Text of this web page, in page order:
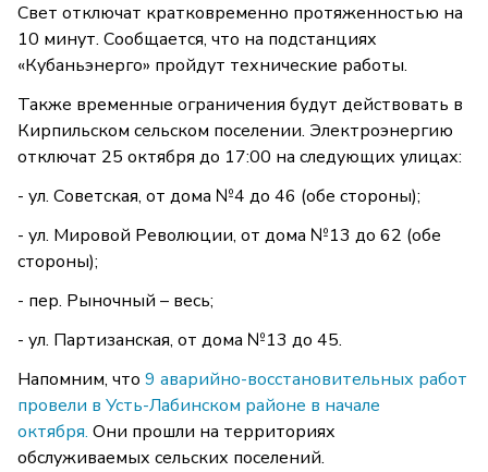
Свет отключат кратковременно протяженностью на
10 минут. Сообщается, что на подстанциях
«Кубаньэнерго» пройдут технические работы.
Также временные ограничения будут действовать в
Кирпильском сельском поселении. Электроэнергию
отключат 25 октября до 17:00 на следующих улицах:
- ул. Советская, от дома №4 до 46 (обе стороны);
- ул. Мировой Революции, от дома №13 до 62 (обе
стороны);
- пер. Рыночный – весь;
- ул. Партизанская, от дома №13 до 45.
Напомним, что 9 аварийно-восстановительных работ
провели в Усть-Лабинском районе в начале
октября. Они прошли на территориях
обслуживаемых сельских поселений.